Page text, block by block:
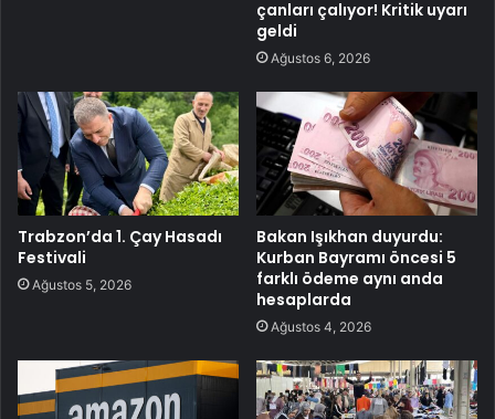
çanları çalıyor! Kritik uyarı
geldi
Ağustos 6, 2026
Trabzon’da 1. Çay Hasadı
Festivali
Ağustos 5, 2026
Bakan Işıkhan duyurdu:
Kurban Bayramı öncesi 5
farklı ödeme aynı anda
hesaplarda
Ağustos 4, 2026